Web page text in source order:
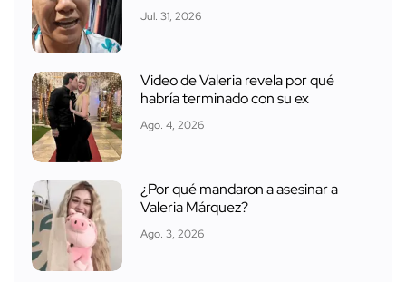
Jul. 31, 2026
Video de Valeria revela por qué
habría terminado con su ex
Ago. 4, 2026
¿Por qué mandaron a asesinar a
Valeria Márquez?
Ago. 3, 2026